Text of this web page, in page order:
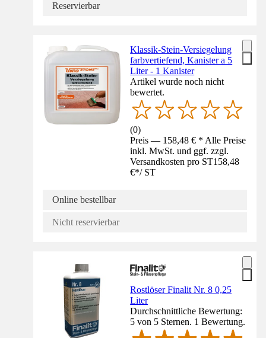
Reservierbar
Klassik-Stein-Versiegelung
farbvertiefend, Kanister a 5
Liter - 1 Kanister
Artikel wurde noch nicht
bewertet.
(0)
Preis — 158,48 € * Alle Preise
inkl. MwSt. und ggf. zzgl.
Versandkosten pro ST158,48
€*/ ST
Online bestellbar
Nicht reservierbar
Rostlöser Finalit Nr. 8 0,25
Liter
Durchschnittliche Bewertung:
5 von 5 Sternen. 1 Bewertung.